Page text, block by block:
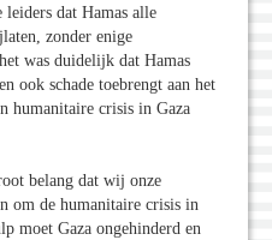
leiders dat Hamas alle
zonder enige
was duidelijk dat Hamas
ook schade toebrengt aan het
humanitaire crisis in Gaza
belang dat wij onze
om de humanitaire crisis in
moet Gaza ongehinderd en